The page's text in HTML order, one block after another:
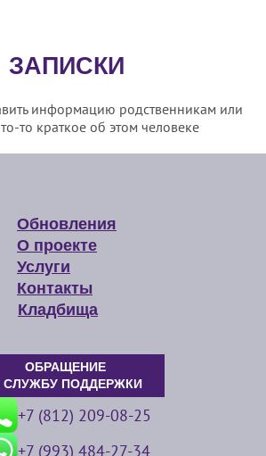
ЗАПИСКИ
информацию родственникам или
то краткое об этом человеке
Обновления
О проекте
Услуги
Контакты
Кладбища
ОБРАЩЕНИЕ
СЛУЖБУ ПОДДЕРЖКИ
+7 (812) 209-08-25
+7 (993) 484-27-34